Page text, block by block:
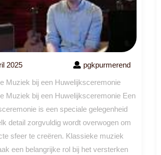
2025 pgkpurmerend
Muziek bij een Huwelijksceremonie
Muziek bij een Huwelijksceremonie Een
is een speciale gelegenheid
detail zorgvuldig wordt overwogen om
sfeer te creëren. Klassieke muziek
een belangrijke rol bij het versterken